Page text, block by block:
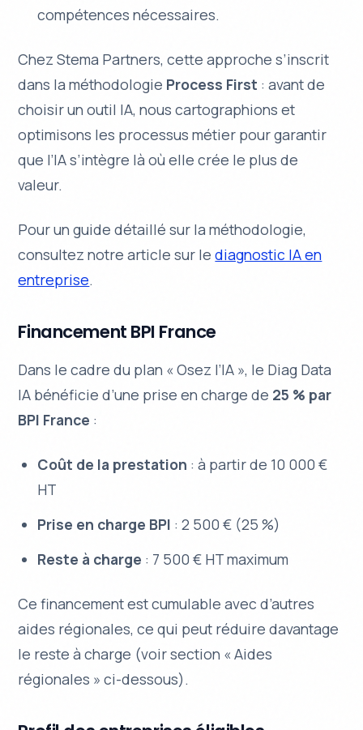
compétences nécessaires.
Chez Stema Partners, cette approche s’inscrit
dans la méthodologie Process First : avant de
choisir un outil IA, nous cartographions et
optimisons les processus métier pour garantir
que l’IA s’intègre là où elle crée le plus de
valeur.
Pour un guide détaillé sur la méthodologie,
consultez notre article sur lediagnostic IA en
entreprise.
Financement BPI France
Dans le cadre du plan « Osez l’IA », le Diag Data
IA bénéficie d’une prise en charge de 25 % par
BPI France :
Coût de la prestation : à partir de 10 000 €
HT
Prise en charge BPI : 2 500 € (25 %)
Reste à charge : 7 500 € HT maximum
Ce financement est cumulable avec d’autres
aides régionales, ce qui peut réduire davantage
le reste à charge (voir section « Aides
régionales » ci-dessous).